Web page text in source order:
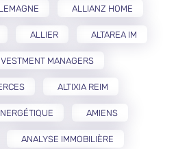
ALLIANZ HOME
ALLIER ALTAREA IM
MANAGERS
ALTIXIA REIM
AMIENS
ANALYSE IMMOBILIÈRE